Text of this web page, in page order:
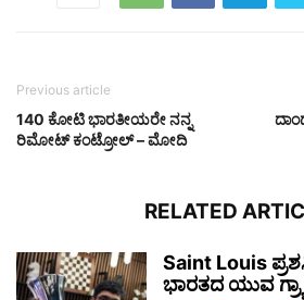
Previous article
140 ಕೋಟಿ ಭಾರತೀಯರೇ ನನ್ನ
ರಿಮೋಟ್‌ ಕಂಟ್ರೋಲ್ – ಮೋದಿ
RELATED
Saint Louis
ಭಾರತದ ಯುವ